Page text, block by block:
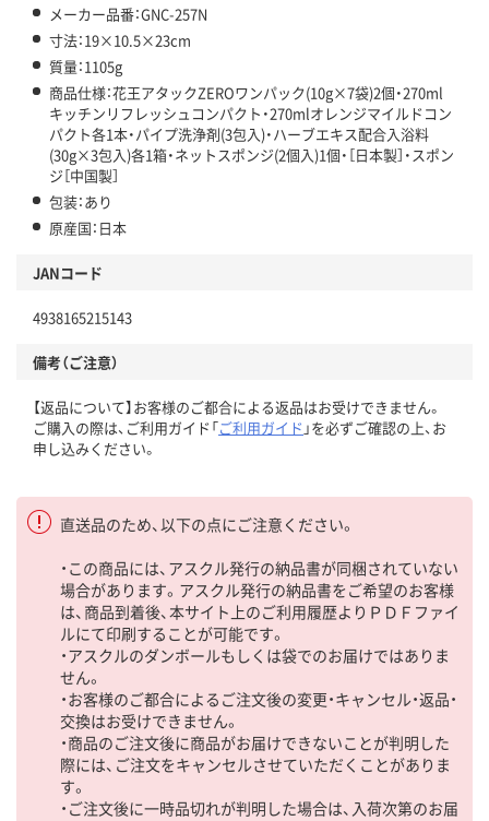
メーカー品番：GNC-257N
寸法：19×10.5×23cm
質量：1105g
商品仕様：花王アタックZEROワンパック(10g×7袋)2個・270ml
キッチンリフレッシュコンパクト・270mlオレンジマイルドコン
パクト各1本・パイプ洗浄剤(3包入)・ハーブエキス配合入浴料
(30g×3包入)各1箱・ネットスポンジ(2個入)1個・［日本製］・スポン
ジ［中国製］
包装：あり
原産国：日本
JANコード
4938165215143
備考（ご注意）
【返品について】お客様のご都合による返品はお受けできません。
ご購入の際は、ご利用ガイド「ご利用ガイド 」を必ずご確認の上、お
申し込みください。
直送品のため、以下の点にご注意ください。
・この商品には、アスクル発行の納品書が同梱されていない
場合があります。アスクル発行の納品書をご希望のお客様
は、商品到着後、本サイト上のご利用履歴よりＰＤＦファイ
ルにて印刷することが可能です。
・アスクルのダンボールもしくは袋でのお届けではありま
せん。
・お客様のご都合によるご注文後の変更・キャンセル・返品・
交換はお受けできません。
・商品のご注文後に商品がお届けできないことが判明した
際には、ご注文をキャンセルさせていただくことがありま
す。
・ご注文後に一時品切れが判明した場合は、入荷次第のお届